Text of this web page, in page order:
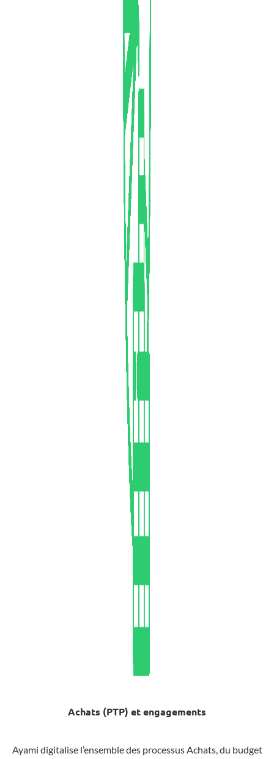
Achats (PTP) et engagements
Ayami digitalise l’ensemble des processus Achats, du budget